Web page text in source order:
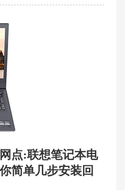
点:联想笔记本电
简单几步安装回